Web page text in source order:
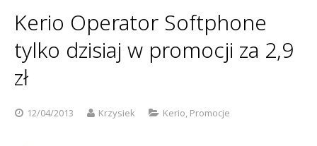
Backup-Solutions
Usługi
Kerio Operator Softphone
tylko dzisiaj w promocji za 2,9
zł
12/04/2013 Krzysiek Kerio, Promocje